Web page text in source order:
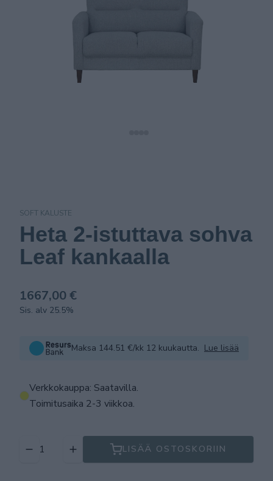
SOFT KALUSTE
Heta 2-istuttava sohva
Leaf kankaalla
1667,00 €
Sis. alv 25.5%
Maksa 144.51 €/kk 12 kuukautta. Lue lisää
Verkkokauppa: Saatavilla.
Toimitusaika 2-3 viikkoa.
LISÄÄ OSTOSKORIIN